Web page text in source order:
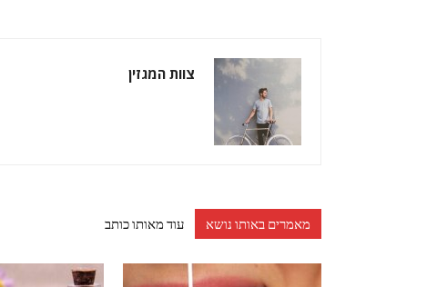
צוות המגזין
מאמרים באותו נושא עוד מאותו כותב